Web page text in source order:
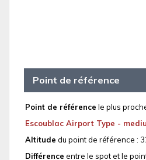
Point de référence
Point de référence le plus
Escoublac Airport Type -
Altitude du point de référence :
Différence entre le spot et le